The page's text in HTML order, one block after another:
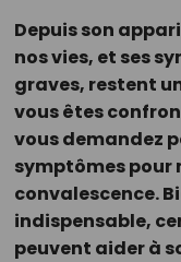
Depuis son
nos vies, et ses
graves, restent
vous êtes
vous demandez
symptômes pour
convalescence.
indispensable,
peuvent aider à